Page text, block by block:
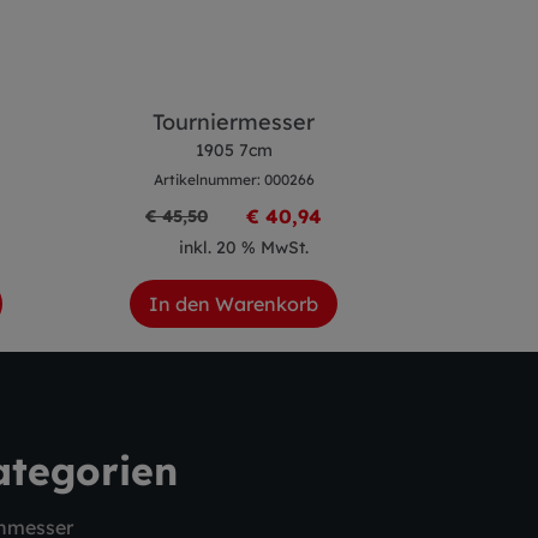
Tourniermesser
1905 7cm
Artikelnummer: 000266
€ 45,50 € 40,94
inkl. 20 % MwSt.
In den Warenkorb